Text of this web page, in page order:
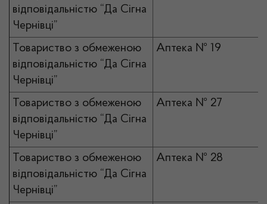
відповідальністю “Да Сігна
Чернівці”
Товариство з обмеженою
відповідальністю “Да Сігна
Чернівці”
Аптека № 19
Товариство з обмеженою
відповідальністю “Да Сігна
Чернівці”
Аптека № 27
Товариство з обмеженою
відповідальністю “Да Сігна
Чернівці”
Аптека № 28